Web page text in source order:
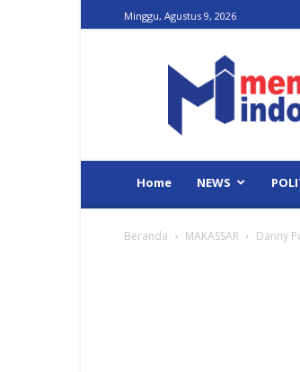
Minggu, Agustus 9, 2026
Home NEWS
Beranda MAKASSAR Danny